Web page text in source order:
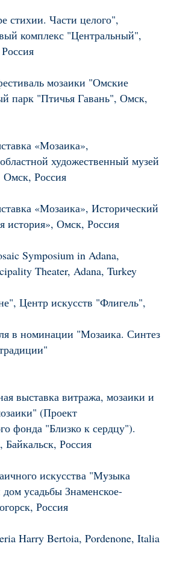
стихии. Части целого",
комплекс "Центральный",
мозаики "Омские
парк "Птичья Гавань", Омск,
«Мозаика»,
художественный музей
Омск, Россия
«Мозаика», Исторический
история», Омск, Россия
Symposium in Adana,
Theater, Adana, Turkey
Центр искусств "Флигель",
в номинации "Мозаика. Синтез
выставка витража, мозаики и
(Проект
фонда "Близко к сердцу").
Россия
искусства "Музыка
усадьбы Знаменское-
Россия
Harry Bertoia, Pordenone, Italia